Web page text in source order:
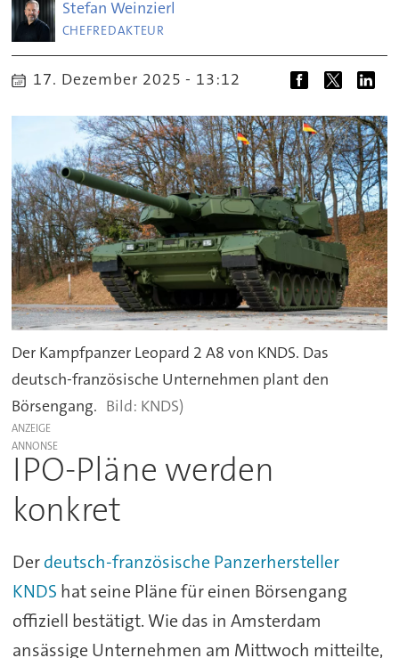
Stefan Weinzierl
CHEFREDAKTEUR
17. Dezember 2025 - 13:12
Der Kampfpanzer Leopard 2 A8 von KNDS. Das
deutsch-französische Unternehmen plant den
Börsengang.
KNDS)
ANZEIGE
IPO-Pläne werden
konkret
Derdeutsch-französische Panzerhersteller
KNDS hat seine Pläne für einen Börsengang
offiziell bestätigt. Wie das in Amsterdam
ansässige Unternehmen am Mittwoch mitteilte,